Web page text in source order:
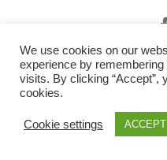
Galerie Schloss
Öffungszeiten:
We use cookies on our
experience by
visits. By clicking “Accept”,
cookies.
Cookie settings ACCEPT